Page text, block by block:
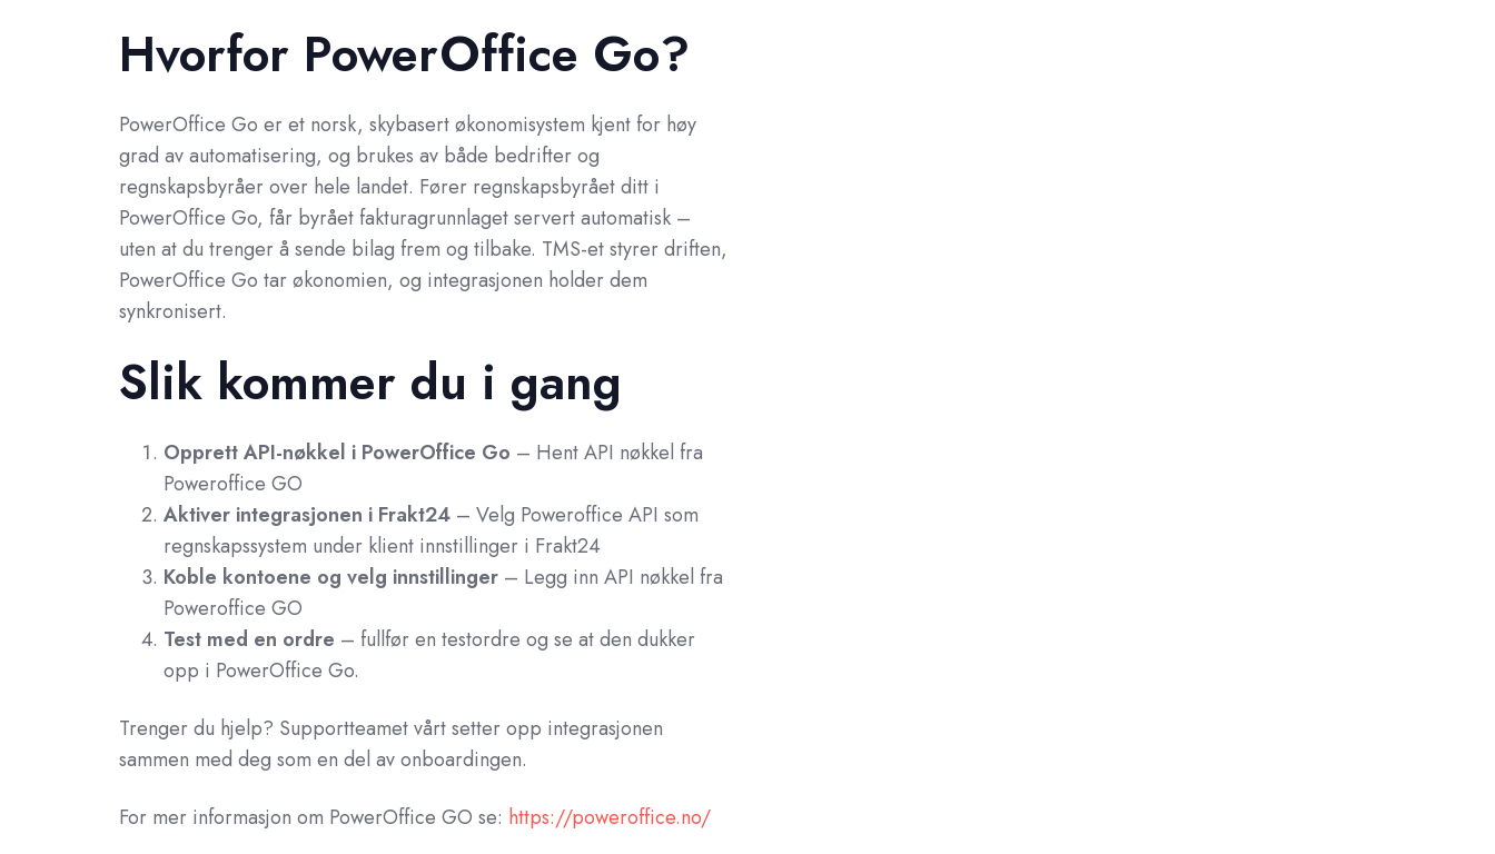
Hvorfor PowerOffice Go?
PowerOffice Go er et norsk, skybasert økonomisystem kjent for høy
grad av automatisering, og brukes av både bedrifter og
regnskapsbyråer over hele landet. Fører regnskapsbyrået ditt i
PowerOffice Go, får byrået fakturagrunnlaget servert automatisk –
uten at du trenger å sende bilag frem og tilbake. TMS-et styrer driften,
PowerOffice Go tar økonomien, og integrasjonen holder dem
synkronisert.
Slik kommer du i gang
Opprett API-nøkkel i PowerOffice Go – Hent API nøkkel fra
Poweroffice GO
Aktiver integrasjonen i Frakt24– Velg Poweroffice API som
regnskapssystem under klient innstillinger i Frakt24
Koble kontoene og velg innstillinger– Legg inn API nøkkel fra
Poweroffice GO
Test med en ordre – fullfør en testordre og se at den dukker
opp i PowerOffice Go.
Trenger du hjelp? Supportteamet vårt setter opp integrasjonen
sammen med deg som en del av onboardingen.
For mer informasjon om PowerOffice GO se: https://poweroffice.no/